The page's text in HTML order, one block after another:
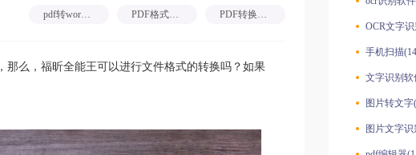
pdf转word文本 PDF格式转换 PDF转换翻译
，那么，福昕全能王可以进行文件格式的转换吗？如果
OCR文字
手机扫描
文字识别软
图片转文字
图片文字识